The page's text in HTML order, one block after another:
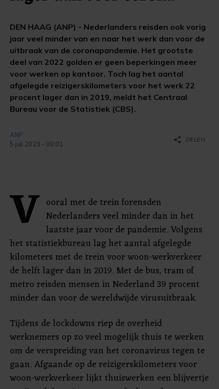
DEN HAAG (ANP) - Nederlanders reisden ook vorig
jaar veel minder van en naar het werk dan voor de
uitbraak van de coronapandemie. Het grootste
deel van 2022 golden er geen beperkingen meer
voor werken op kantoor. Toch lag het aantal
afgelegde reizigerskilometers voor het werk 22
procent lager dan in 2019, meldt het Centraal
Bureau voor de Statistiek (CBS).
ANP
5 juli 2023 - 00:01
share DELEN
V ooral met de trein forensden
Nederlanders veel minder dan in het
laatste jaar voor de pandemie. Volgens
het statistiekbureau lag het aantal afgelegde
kilometers met de trein voor woon-werkverkeer
de helft lager dan in 2019. Met de bus, tram of
metro reisden mensen in Nederland 39 procent
minder dan voor de wereldwijde virusuitbraak.
Tijdens de lockdowns riep de overheid
werknemers op zo veel mogelijk thuis te werken
om de verspreiding van het coronavirus tegen te
gaan. Afgaande op de reizigerskilometers voor
woon-werkverkeer lijkt thuiswerken een blijvertje